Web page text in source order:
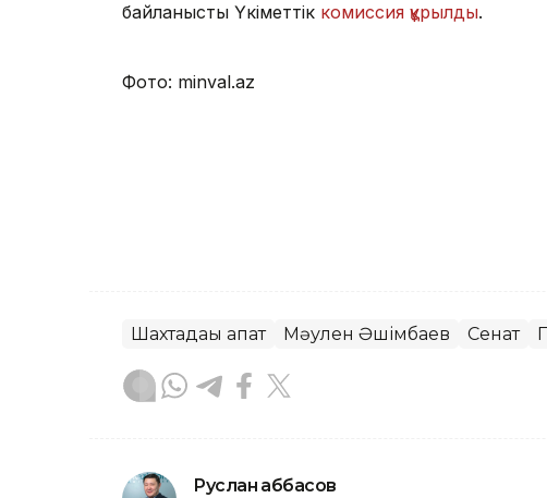
байланысты Үкіметтік комиссия құрылды.
Фото: minval.az
Шахтадағы апат Мәулен Әшімбаев Сенат
Руслан Ғаббасов